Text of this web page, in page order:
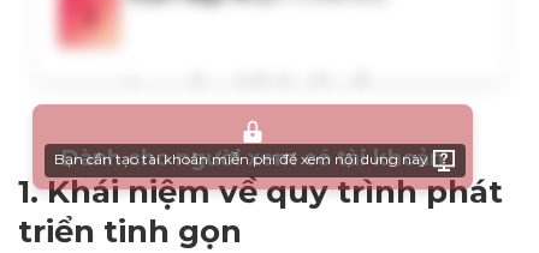
Dành cho người xem có tài khoản
Bạn cần tạo tài khoản miễn phí để xem nội dung này
1. Khái niệm về quy trình phát
triển tinh gọn